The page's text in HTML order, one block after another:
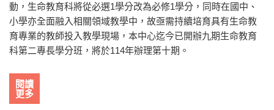
動，生命教育科將從必選1學分改為必修1學分，同時在國中、
小學亦全面融入相關領域教學中，故亟需持續培育具有生命教
育專業的教師投入教學現場，本中心迄今已開辦九期生命教育
科第二專長學分班，將於114年辦理第十期。
閱讀
更多